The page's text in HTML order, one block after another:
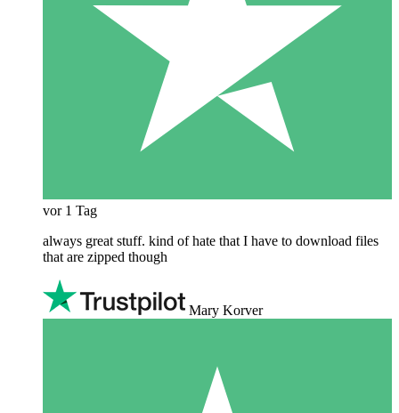
vor 1 Tag
always great stuff. kind of hate that I have to download files
that are zipped though
Mary Korver